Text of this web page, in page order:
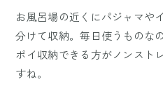
お風呂場の近くにパジャマや
分けて収納。毎日使うものな
ポイ収納できる方がノンスト
すね。